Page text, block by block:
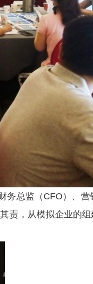
务总监（CFO）、
责，从模拟企业的